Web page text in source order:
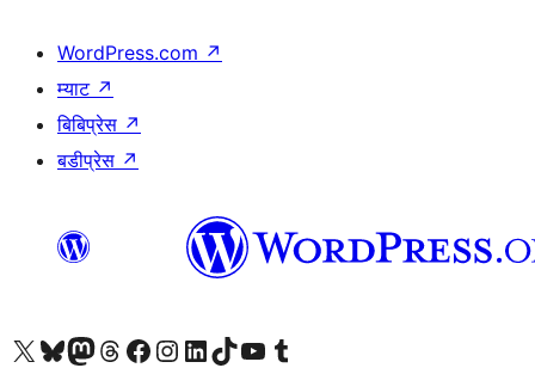
WordPress.com ↗
म्याट ↗
बिबिप्रेस ↗
बडीप्रेस ↗
हाम्रो X (पहिले ट्विटर) खातामा जानुहोस्
हाम्रो Bluesky खाता भ्रमण गर्नुहोस्
हाम्रो म्यास्टोडन खाता भ्रमण गर्नुहोस्
हाम्रो थ्रेड्स खातामा जानुहोस्
हाम्रो फेसबुक पेजमा जानुहोस्
हाम्रो इन्स्टाग्राम खातामा जानुहोस्
हाम्रो लिङ्क्डइन खातामा जानुहोस्
हाम्रो TikTok खाता भ्रमण गर्नुहोस्
हाम्रो युट्युब च्यानलमा जानुहोस्
हाम्रो टम्बलर खाता भ्रमण गर्नुहोस्